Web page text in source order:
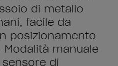
di metallo
facile da
posizionamento
manuale
di